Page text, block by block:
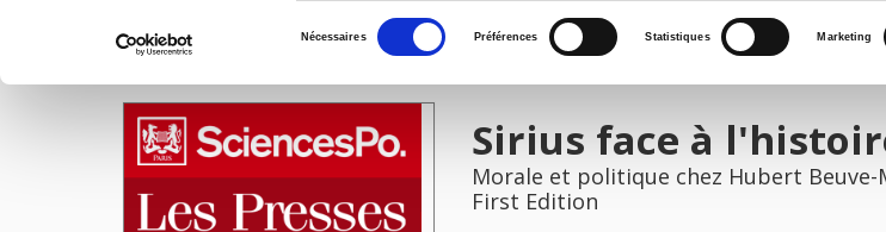
consentement
Nécessaires Préférences Statistiques Marketing
IMAGES
Sirius face à
Morale et politique chez Hubert Beuve-
First Edition